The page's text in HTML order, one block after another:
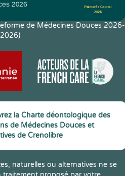
de Médecines Douces 2026-
la Charte déontologique des
de Médecines Douces et
de Crenolibre
naturelles ou alternatives ne se